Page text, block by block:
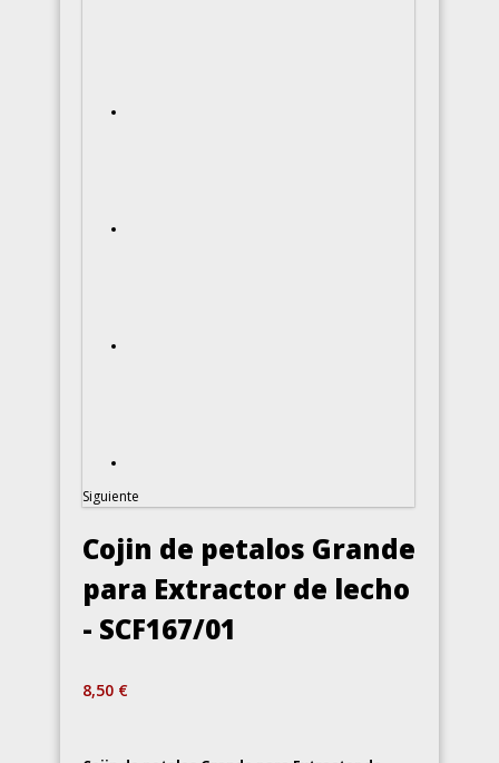
Siguiente
Cojin de petalos Grande
para Extractor de lecho
- SCF167/01
8,50 €